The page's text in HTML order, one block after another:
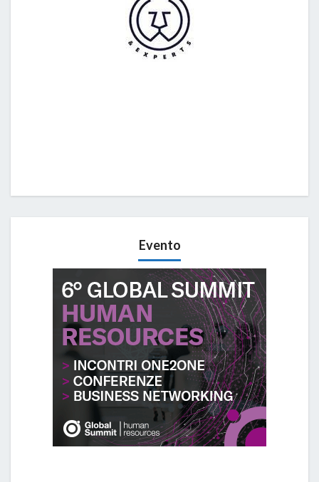
Evento